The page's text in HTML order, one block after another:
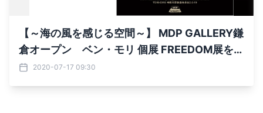
【～海の風を感じる空間～】 MDP GALLERY鎌
倉オープン ベン・モリ 個展 FREEDOM展を開
催
2020-07-17 09:30